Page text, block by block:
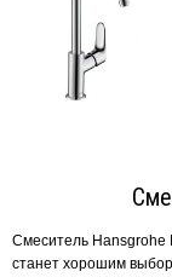
Смеситель Hansgrohe
станет хорошим